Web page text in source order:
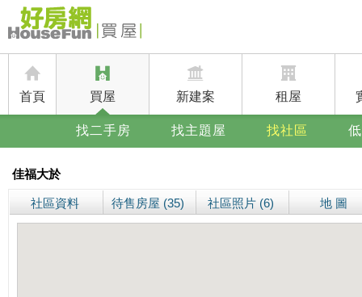
首頁 買屋 新建案 租屋
找二手房 找主題屋 找社區
佳福大於
社區資料 待售房屋 (35) 社區照片 (6) 地 圖